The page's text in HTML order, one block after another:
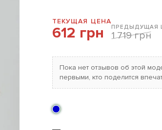
ТЕКУЩАЯ ЦЕНА
612 грн ПРЕДЫДУЩАЯ
1 719 грн
Пока нет отзывов об этой
первыми, кто поделится